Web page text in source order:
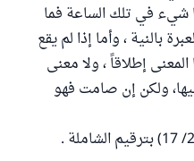
شيء في تلك الساعة فما
بالنية ، وأما إذا لم يقع
إطلاقاً ، ولا معنى
ولكن إن صامت فهو